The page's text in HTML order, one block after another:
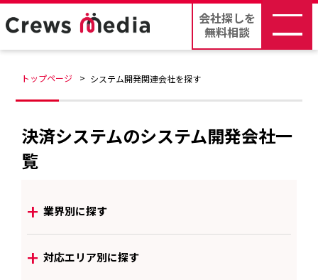
会社探しを
無料相談
トップページ システム開発関連会社を探す
決済システムのシステム開発会社一
覧
+ 業界別に探す
+ 対応エリア別に探す